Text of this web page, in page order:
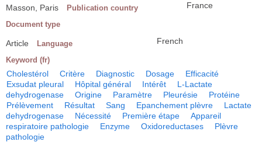
Masson, Paris Publication country France
Document type
Article Language French
Keyword (fr)
Cholestérol Critère Diagnostic Dosage
Efficacité
Exsudat pleural
Hôpital général Intérêt
L-Lactate
dehydrogenase
Origine Paramètre Pleurésie
Protéine
Prélèvement
Résultat Sang Epanchement plèvre
Lactate
dehydrogenase
Nécessité Première étape
Appareil
respiratoire pathologie
Enzyme Oxidoreductases
Plèvre
pathologie